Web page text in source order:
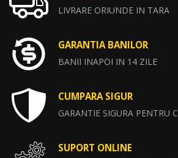
LIVRARE ORIUNDE IN TARA
GARANTIA BANILOR
BANII INAPOI IN 14 ZILE
CUMPARA SIGUR
GARANTIE SIGURA PENTRU
SUPORT ONLINE